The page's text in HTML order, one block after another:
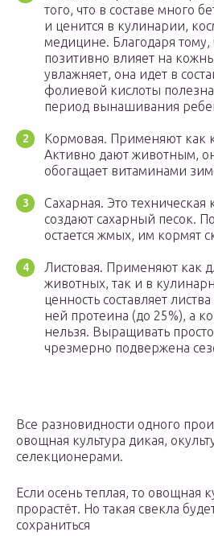
того, что в составе много
и ценится в кулинарии,
медицине. Благодаря тому,
позитивно влияет на
увлажняет, она идет в
фолиевой кислоты
период вынашивания
Кормовая. Применяют как
Активно дают животным,
обогащает витаминами
Сахарная. Это техническая
создают сахарный песок.
остается жмых, им кормят
Листовая. Применяют как
животных, так и в
ценность составляет
ней протеина (до 25%), а
нельзя. Выращивать
чрезмерно подвержена
Все разновидности одного
овощная культура дикая,
селекционерами.
Если осень теплая, то овощная
прорастёт. Но такая свекла
сохраниться